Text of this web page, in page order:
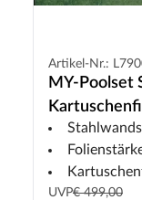
Artikel-Nr.:
MY-Poolset
UVP€ 499,00